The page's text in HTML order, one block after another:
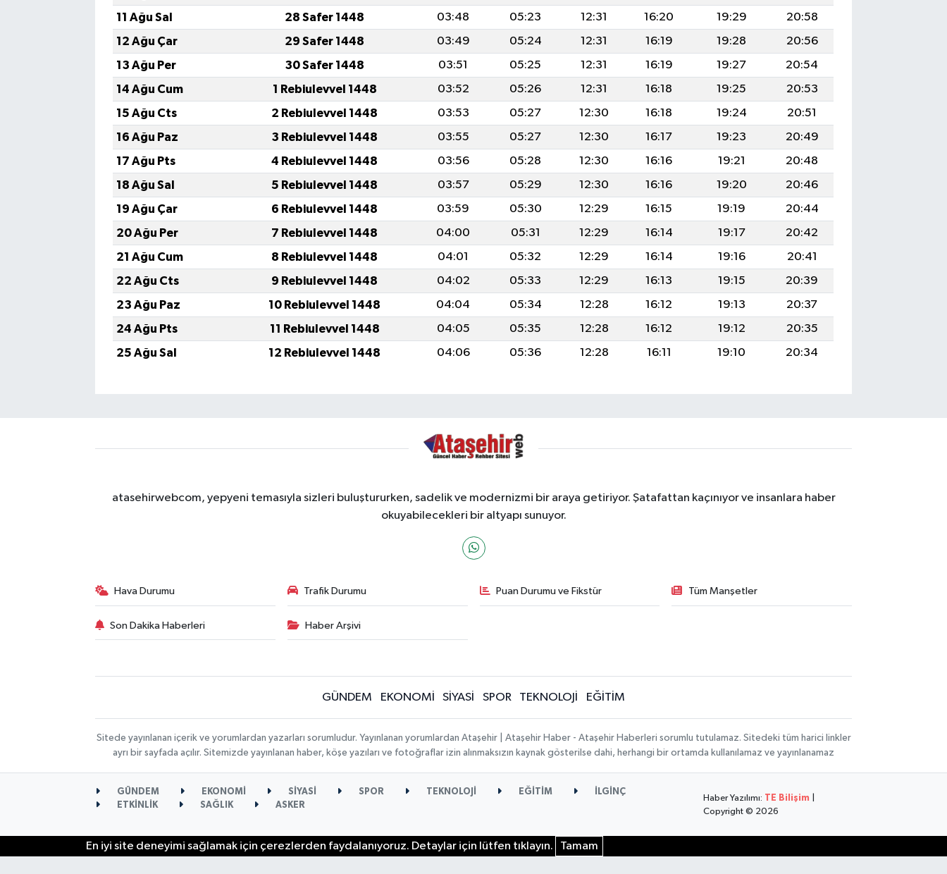
11 Ağu Sal
28 Safer 1448 03:48 05:23 12:31 16:20 19:29
20:58
12 Ağu Çar
29 Safer 1448 03:49 05:24 12:31 16:19 19:28
20:56
13 Ağu Per
30 Safer 1448 03:51 05:25 12:31 16:19 19:27
20:54
14 Ağu Cum
1 Rebiulevvel 1448 03:52 05:26 12:31 16:18 19:25
20:53
15 Ağu Cts
2 Rebiulevvel 1448 03:53 05:27 12:30 16:18 19:24
20:51
16 Ağu Paz
3 Rebiulevvel 1448 03:55 05:27 12:30 16:17 19:23
20:49
17 Ağu Pts
4 Rebiulevvel 1448 03:56 05:28 12:30 16:16 19:21
20:48
18 Ağu Sal
5 Rebiulevvel 1448 03:57 05:29 12:30 16:16 19:20
20:46
19 Ağu Çar
6 Rebiulevvel 1448 03:59 05:30 12:29 16:15 19:19
20:44
20 Ağu Per
7 Rebiulevvel 1448 04:00 05:31 12:29 16:14 19:17
20:42
21 Ağu Cum
8 Rebiulevvel 1448 04:01 05:32 12:29 16:14 19:16
20:41
22 Ağu Cts
9 Rebiulevvel 1448 04:02 05:33 12:29 16:13 19:15
20:39
23 Ağu Paz
10 Rebiulevvel 1448 04:04 05:34 12:28 16:12 19:13
20:37
24 Ağu Pts
11 Rebiulevvel 1448 04:05 05:35 12:28 16:12 19:12
20:35
25 Ağu Sal
12 Rebiulevvel 1448 04:06 05:36 12:28 16:11 19:10 20:34
atasehirwebcom, yepyeni temasıyla sizleri buluştururken, sadelik ve modernizmi bir araya getiriyor. Şatafattan kaçınıyor ve insanlara haber
okuyabilecekleri bir altyapı sunuyor.
Hava Durumu Trafik Durumu Puan Durumu ve Fikstür Tüm Manşetler
Son Dakika Haberleri Haber Arşivi
GÜNDEM EKONOMİ SİYASİ SPOR TEKNOLOJİ EĞİTİM
Sitede yayınlanan içerik ve yorumlardan yazarları sorumludur. Yayınlanan yorumlardan Ataşehir | Ataşehir Haber - Ataşehir Haberleri sorumlu tutulamaz. Sitedeki tüm harici linkler
ayrı bir sayfada açılır. Sitemizde yayınlanan haber, köşe yazıları ve fotoğraflar izin alınmaksızın kaynak gösterilse dahi, herhangi bir ortamda kullanılamaz ve yayınlanamaz
GÜNDEM EKONOMİ SİYASİ SPOR TEKNOLOJİ EĞİTİM
İLGİNÇ
ETKİNLİK
SAĞLIK ASKER
Haber Yazılımı: TE Bilişim
Copyright © 2026
En iyi site deneyimi sağlamak için çerezlerden faydalanıyoruz. Detaylar için lütfen tıklayın. Tamam